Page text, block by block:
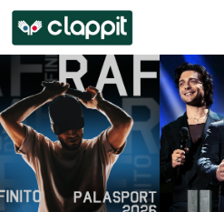
Clappit
biglietteria